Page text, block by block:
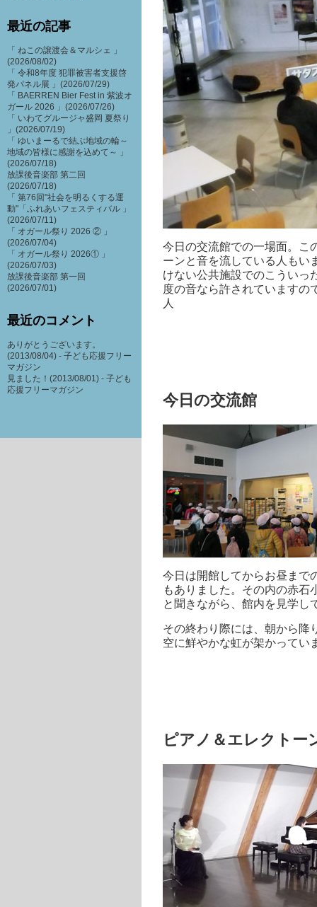
今日の交流館での一場面。こ
ーンと音を流している人も
けない公共施設でのこういっ
度の音なら許されていますの
人
今日の交流館
今日は開館してからお昼まで
もありました。その内の赤石
と聞きながら、館内を見学し
その終わり際には、朝から降
空に鮮やかな虹が架かってい
ピアノ＆エレクトー
最近の記事
「 ねこの譲渡会＆マルシェ 」
(2026/08/02)
「 令和8年度 犯罪被害者支援啓
発パネル展 」(2026/07/29)
「 BAERREN Bier Fest in 紫波オ
ガール 2026 」(2026/07/26)
「 いわてグルージャ盛岡 夏祭り
」(2026/07/19)
「 ゆいまーるで結ぶ地域の輪～
地域の皆様に感謝を込めて～ 」
(2026/07/18)
放課後音楽部 第二回
(2026/07/18)
「 第76回"社会を明るくする運
動"「ふれあいフェスティバル 」
(2026/07/11)
「 オガール祭り 2026 ② 」
(2026/07/04)
「 オガール祭り 2026① 」
(2026/07/03)
放課後音楽部 第一回
(2026/07/01)
最近のコメント
ありがとうございます。
(2013/08/04) - 子ども応援フリー
マガジン
見ました！(2013/08/01) - 子ども
応援フリーマガジン